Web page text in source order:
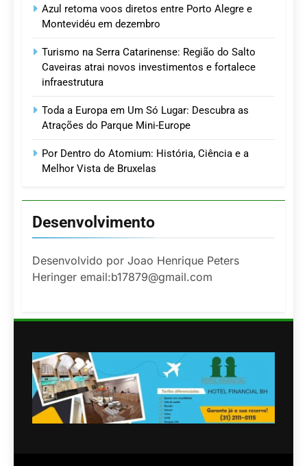
Azul retoma voos diretos entre Porto Alegre e
Montevidéu em dezembro
Turismo na Serra Catarinense: Região do Salto
Caveiras atrai novos investimentos e fortalece
infraestrutura
Toda a Europa em Um Só Lugar: Descubra as
Atrações do Parque Mini-Europe
Por Dentro do Atomium: História, Ciência e a
Melhor Vista de Bruxelas
Desenvolvimento
Desenvolvido por Joao Henrique Peters
Heringer email:b17879@gmail.com